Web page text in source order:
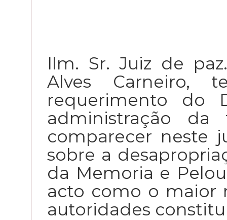
Ilm. Sr. Juiz de
Alves Carneiro,
requerimento do
administração da
comparecer neste
sobre a
da Memoria e
acto como o maior
autoridades